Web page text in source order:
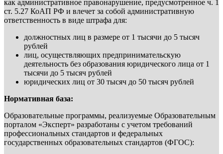
как административное правонарушение, предусмотренное ч. 1
ст. 5.27 КоАП РФ и влечет за собой административную
ответственность в виде штрафа для:
должностных лиц в размере от 1 тысячи до 5 тысяч
рублей
лиц, осуществляющих предпринимательскую
деятельность без образования юридического лица от 1
тысячи до 5 тысяч рублей
юридических лиц от 30 тысяч до 50 тысяч рублей
Нормативная база:
Образовательные программы, реализуемые Образовательным
порталом «Эксперт» разработаны с учетом требований
профессиональных стандартов и федеральных
государственных образовательных стандартов (ФГОС):